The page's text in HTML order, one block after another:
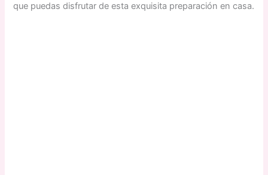
que puedas disfrutar de esta exquisita preparación en casa.